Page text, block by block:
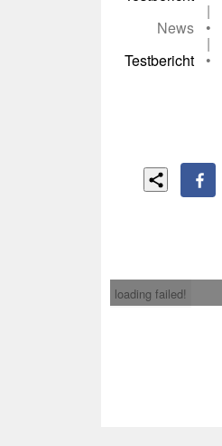
|
News
•
|
Testbericht
•
loading failed!